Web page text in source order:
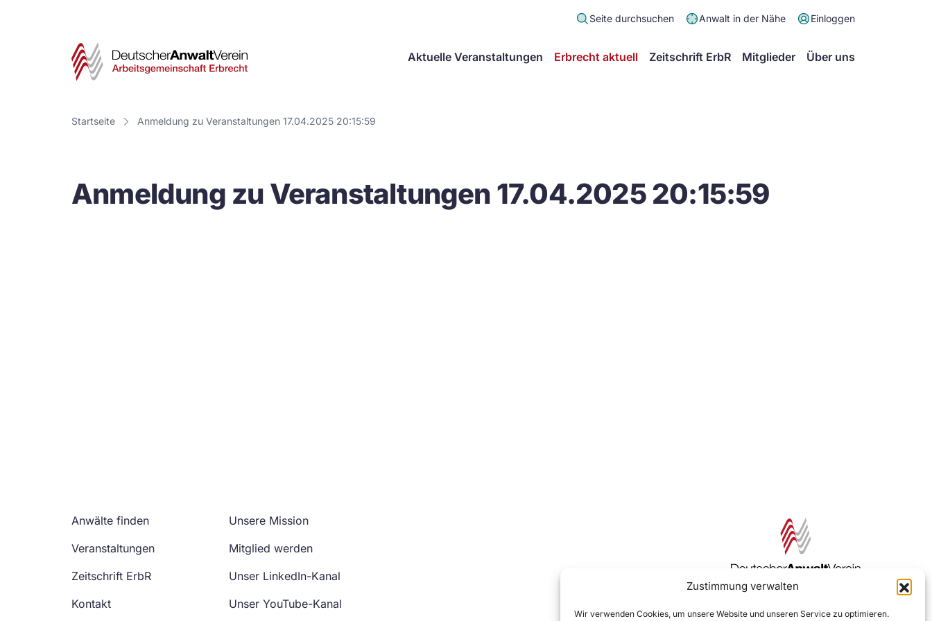
Zustimmung verwalten
Wir verwenden Cookies, um unsere Website und unseren Service zu optimieren.
Seite durchsuchen Anwalt in der Nähe Einloggen
Deutscher
Verein
Arbeitsgemeinschaft
Aktuelle Veranstaltungen Erbrecht aktuell Zeitschrift ErbR Mitglieder Über uns
Startseite Anmeldung zu Veranstaltungen 17.04.2025 20:15:59
Anmeldung zu Veranstaltungen 17.04.2025 20:15:59
Anwälte finden
Veranstaltungen
Zeitschrift ErbR
Kontakt
Unsere Mission
Mitglied werden
Unser LinkedIn-Kanal
Unser YouTube-Kanal
Zur DAV Webseite